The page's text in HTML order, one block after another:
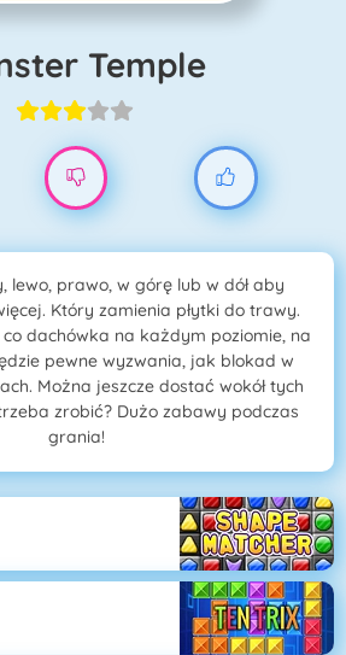
Temple
lewo, prawo, w górę lub w dół aby
Który zamienia płytki do trawy.
co dachówka na każdym poziomie, na
pewne wyzwania, jak blokad w
Można jeszcze dostać wokół tych
zrobić? Dużo zabawy podczas
grania!